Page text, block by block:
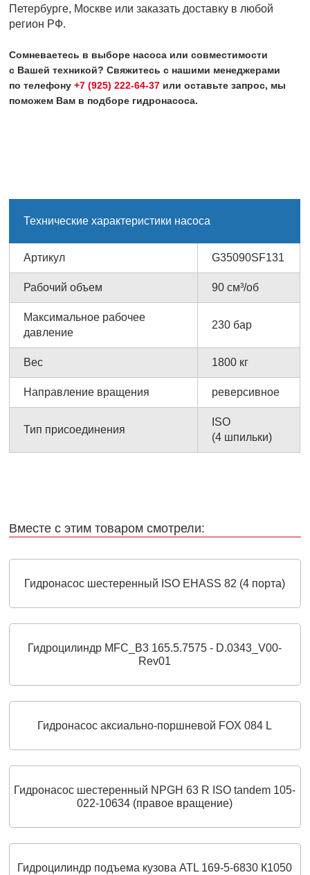
Петербурге, Москве или заказать доставку в любой
регион РФ.
Сомневаетесь в выборе насоса или совместимости
с Вашей техникой? Свяжитесь с нашими менеджерами
по телефону+7 (925) 222-64-37 или оставьте запрос, мы
поможем Вам в подборе гидронасоса.
Технические характеристики насоса
Артикул G35090SF131
Рабочий объем 90 см³/об
Максимальное рабочее
давление
230 бар
Вес 1800 кг
Направление вращения реверсивное
Тип присоединения
ISO
(4 шпильки)
Вместе с этим товаром смотрели:
Гидронасос шестеренный ISO EHASS 82 (4 порта)
Гидроцилиндр MFC_B3 165.5.7575 - D.0343_V00-
Rev01
Гидронасос аксиально-поршневой FOX 084 L
Гидронасос шестеренный NPGH 63 R ISO tandem 105-
022-10634 (правое вращение)
Гидроцилиндр подъема кузова ATL 169-5-6830 К1050